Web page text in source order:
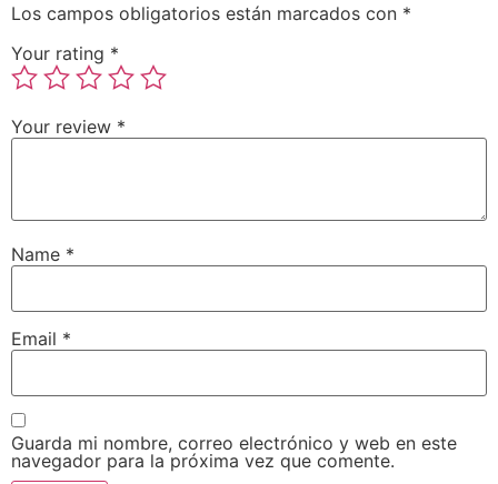
Los campos obligatorios están marcados con *
Your rating *
Your review *
Name *
Email *
Guarda mi nombre, correo electrónico y web en este
navegador para la próxima vez que comente.